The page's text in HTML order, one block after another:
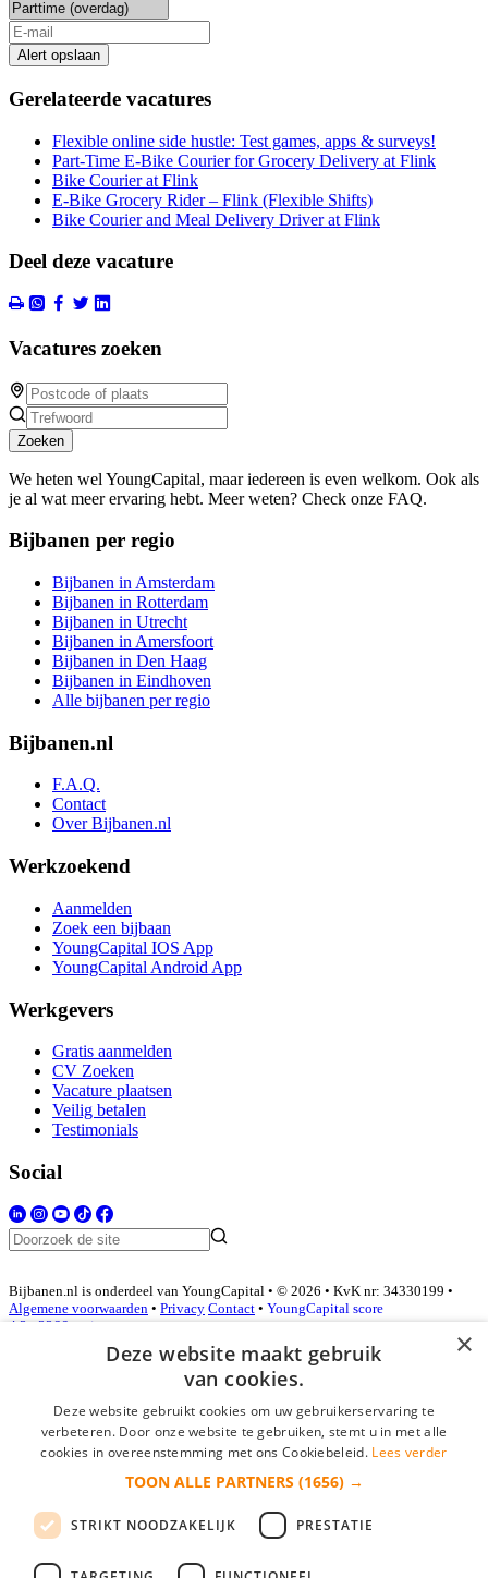
Alert opslaan
Gerelateerde vacatures
Flexible online side hustle: Test games, apps & surveys!
Part-Time E-Bike Courier for Grocery Delivery at Flink
Bike Courier at Flink
E-Bike Grocery Rider – Flink (Flexible Shifts)
Bike Courier and Meal Delivery Driver at Flink
Deel deze vacature
Vacatures zoeken
Zoeken
We heten wel YoungCapital, maar iedereen is even welkom. Ook als
je al wat meer ervaring hebt. Meer weten? Check onze FAQ.
Bijbanen per regio
Bijbanen in Amsterdam
Bijbanen in Rotterdam
Bijbanen in Utrecht
Bijbanen in Amersfoort
Bijbanen in Den Haag
Bijbanen in Eindhoven
Alle bijbanen per regio
Bijbanen.nl
F.A.Q.
Contact
Over Bijbanen.nl
Werkzoekend
Aanmelden
Zoek een bijbaan
YoungCapital IOS App
YoungCapital Android App
Werkgevers
Gratis aanmelden
CV Zoeken
Vacature plaatsen
Veilig betalen
Testimonials
Social
Bijbanen.nl is onderdeel van YoungCapital • © 2026 • KvK nr: 34330199 •
Algemene voorwaarden • Privacy Contact • YoungCapital score
4.3 - 3366 reviews
Inloggen als bedrijf
*
login gegevens onthouden
login
×
Deze website maakt gebruik
van cookies.
Deze website gebruikt cookies om uw gebruikerservaring te
verbeteren. Door onze website te gebruiken, stemt u in met alle
cookies in overeenstemming met ons Cookiebeleid. Lees verder
TOON ALLE PARTNERS (1656) →
STRIKT NOODZAKELIJK PRESTATIE